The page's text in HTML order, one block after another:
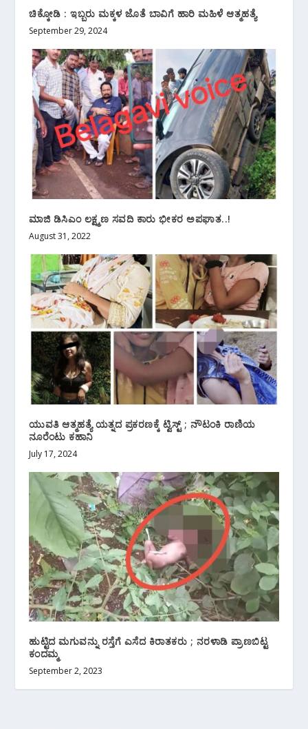
ಚಿಕ್ಕೋಡಿ : ಇಬ್ಬರು ಮಕ್ಕಳ ಜೊತೆ ಬಾವಿಗೆ ಹಾರಿ ಮಹಿಳೆ ಆತ್ಮಹತ್ಯೆ
September 29, 2024
ಮಾಜಿ ಡಿಸಿಎಂ ಲಕ್ಷ್ಮಣ ಸವದಿ ಕಾರು ಭೀಕರ ಅಪಘಾತ..!
August 31, 2022
ಯುವತಿ ಆತ್ಮಹತ್ಯೆ ಯತ್ನದ ಪ್ರಕರಣಕ್ಕೆ ಟ್ವಿಸ್ಟ್ ; ನೌಟಂಕಿ ರಾಣಿಯ
ನೂರೆಂಟು ಕಹಾನಿ
July 17, 2024
ಹುಟ್ಟಿದ ಮಗುವನ್ನು ರಸ್ತೆಗೆ ಎಸೆದ ಕಿರಾತಕರು ; ನರಳಾಡಿ ಪ್ರಾಣಬಿಟ್ಟ
ಕಂದಮ್ಮ
September 2, 2023